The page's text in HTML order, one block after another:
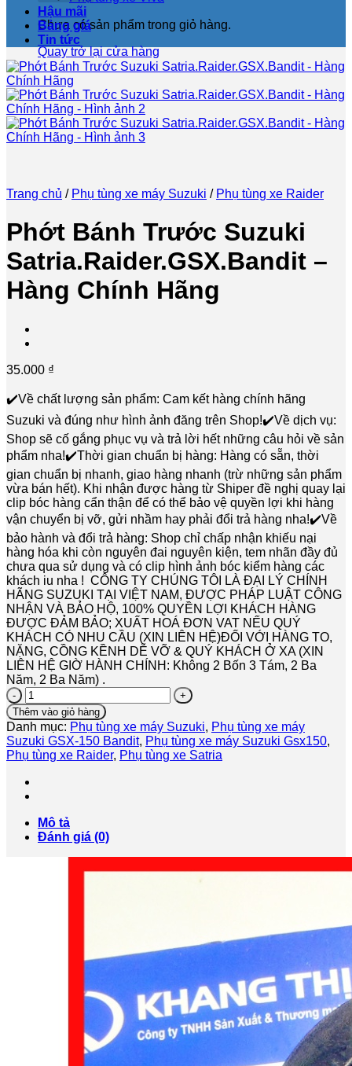
Chưa có sản phẩm trong giỏ hàng.
Quay trở lại cửa hàng
Hậu mãi
Bảng giá
Tin tức
Trang chủ / Phụ tùng xe máy Suzuki / Phụ tùng xe Raider
Phớt Bánh Trước Suzuki
Satria.Raider.GSX.Bandit –
Hàng Chính Hãng
35.000 ₫
✔️Về chất lượng sản phẩm: Cam kết hàng chính hãng
Suzuki và đúng như hình ảnh đăng trên Shop!✔️Về dịch vụ:
Shop sẽ cố gắng phục vụ và trả lời hết những câu hỏi về sản
phẩm nha!✔️Thời gian chuẩn bị hàng: Hàng có sẵn, thời
gian chuẩn bị nhanh, giao hàng nhanh (trừ những sản phẩm
vừa bán hết). Khi nhận được hàng từ Shiper đề nghị quay lại
clip bóc hàng cẩn thận để có thể bảo vệ quyền lợi khi hàng
vận chuyển bị vỡ, gửi nhầm hay phải đổi trả hàng nha!✔️Về
bảo hành và đổi trả hàng: Shop chỉ chấp nhận khiếu nại
hàng hóa khi còn nguyên đai nguyên kiện, tem nhãn đầy đủ
chưa qua sử dụng và có clip hình ảnh bóc kiểm hàng các
khách iu nha ! CÔNG TY CHÚNG TÔI LÀ ĐẠI LÝ CHÍNH
HÃNG SUZUKI TẠI VIỆT NAM, ĐƯỢC PHÁP LUẬT CÔNG
NHẬN VÀ BẢO HỘ, 100% QUYỀN LỢI KHÁCH HÀNG
ĐƯỢC ĐẢM BẢO; XUẤT HOÁ ĐƠN VAT NẾU QUÝ
KHÁCH CÓ NHU CẦU (XIN LIÊN HỆ)ĐỐI VỚI HÀNG TO,
NẶNG, CỒNG KỀNH DỄ VỠ & QUÝ KHÁCH Ở XA (XIN
LIÊN HỆ GIỜ HÀNH CHÍNH: Không 2 Bốn 3 Tám, 2 Ba
Năm, 2 Ba Năm) .
Phớt
Bánh
Trước
Suzuki
Satria.Raider.GSX.Bandit
-
Hàng
Chính
số
lượng
Thêm vào giỏ hàng
Danh mục: Phụ tùng xe máy Suzuki, Phụ tùng xe máy
Suzuki GSX-150 Bandit, Phụ tùng xe máy Suzuki Gsx150,
Phụ tùng xe Raider, Phụ tùng xe Satria
Mô tả
Đánh giá (0)